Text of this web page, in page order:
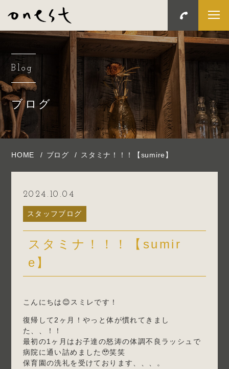
Blog
ブログ
HOME ブログ スタミナ！！！【sumire】
2024.10.04
スタッフブログ
スタミナ！！！【sumir
e】
こんにちは😊スミレです！
復帰して2ヶ月！やっと体が慣れてきまし
た、、！！
最初の1ヶ月はお子達の怒涛の体調不良ラッシュで
病院に通い詰めました🥹笑笑
保育園の洗礼を受けております、、、。